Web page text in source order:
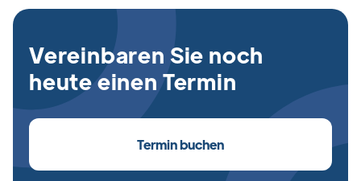
Vereinbaren Sie noch
heute einen Termin
Termin buchen